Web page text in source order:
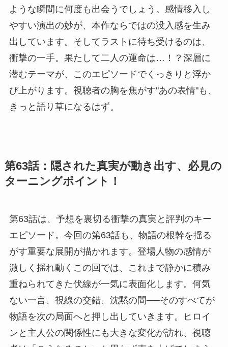
ような瞬間に何度も出会うでしょう。感情移入し
やすい演出の妙が、本作ならではの没入感を生み
出しています。そしてラストに待ち受けるのは、
衝撃の一手。果たして二人の運命は…！？深層に
潜むテーマが、このエピソードでくっきりと浮か
び上がります。視聴者の胸を焦がす"あの表情"も、
きっと語り草になるはず。
第63話：隠された真実が動き出す、必見の
ターニングポイント！
第63話は、予想を裏切る衝撃の真実と評判のキー
エピソード。今回の第63話も、物語の根幹を揺る
がす重要な展開が描かれます。登場人物の感情が
激しく揺れ動くこの回では、これまで静かに積み
重ねられてきた伏線が一気に表面化します。何気
ない一言、視線の交錯、沈黙の間──そのすべてが
物語を次の局面へと押し出していきます。ヒロイ
ンと主人公の関係性にも大きな変化が訪れ、視聴